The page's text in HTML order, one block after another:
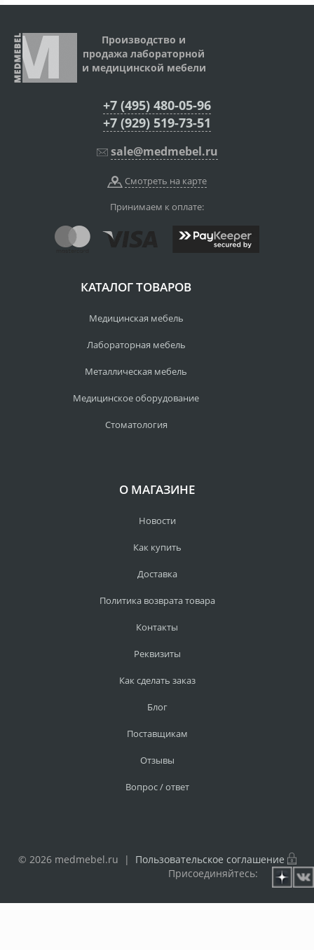
Производство и
продажа лабораторной
и медицинской мебели
+7 (495) 480-05-96
+7 (929) 519-73-51
sale@medmebel.ru
Смотреть на карте
Принимаем к оплате:
КАТАЛОГ ТОВАРОВ
Медицинская мебель
Лабораторная мебель
Металлическая мебель
Медицинское оборудование
Стоматология
О МАГАЗИНЕ
Новости
Как купить
Доставка
Политика возврата товара
Контакты
Реквизиты
Как сделать заказ
Блог
Поставщикам
Отзывы
Вопрос / ответ
© 2026 medmebel.ru | Пользовательское соглашение
Присоединяйтесь: